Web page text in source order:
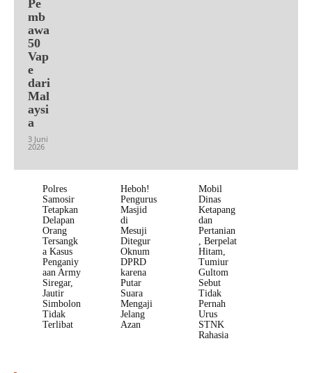
Pe
mb
awa
50
Vap
e
dari
Mal
aysi
a
3 Juni
2026
Polres
Samosir
Tetapkan
Delapan
Orang
Tersangk
a Kasus
Penganiy
aan Army
Siregar,
Jautir
Simbolon
Tidak
Terlibat
Heboh!
Pengurus
Masjid
di
Mesuji
Ditegur
Oknum
DPRD
karena
Putar
Suara
Mengaji
Jelang
Azan
Mobil
Dinas
Ketapang
dan
Pertanian
, Berpelat
Hitam,
Tumiur
Gultom
Sebut
Tidak
Pernah
Urus
STNK
Rahasia